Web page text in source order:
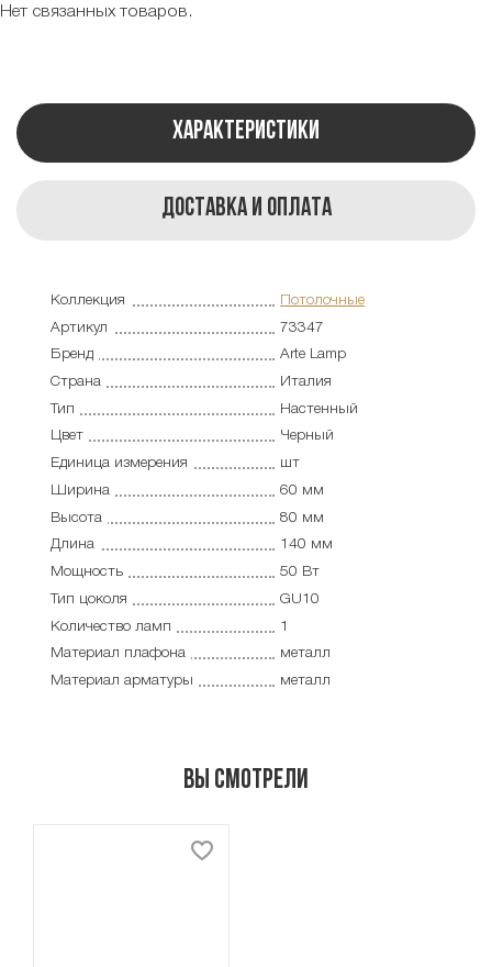
Нет связанных товаров.
Характеристики
Доставка и оплата
Коллекция
Потолочные
Артикул
73347
Бренд
Arte Lamp
Страна
Италия
Тип
Настенный
Цвет
Черный
Единица измерения
шт
Ширина
60 мм
Высота
80 мм
Длина
140 мм
Мощность
50 Вт
Тип цоколя
GU10
Количество ламп
1
Материал плафона
металл
Материал арматуры
металл
Вы смотрели